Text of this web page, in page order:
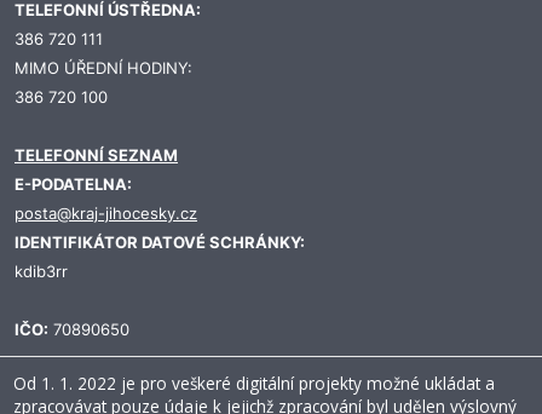
TELEFONNÍ ÚSTŘEDNA:
386 720 111
MIMO ÚŘEDNÍ HODINY:
386 720 100
TELEFONNÍ SEZNAM
E-PODATELNA:
posta@kraj-jihocesky.cz
IDENTIFIKÁTOR DATOVÉ SCHRÁNKY:
kdib3rr
IČO: 70890650
Od 1. 1. 2022 je pro veškeré digitální projekty možné ukládat a
zpracovávat pouze údaje k jejichž zpracování byl udělen výslovný